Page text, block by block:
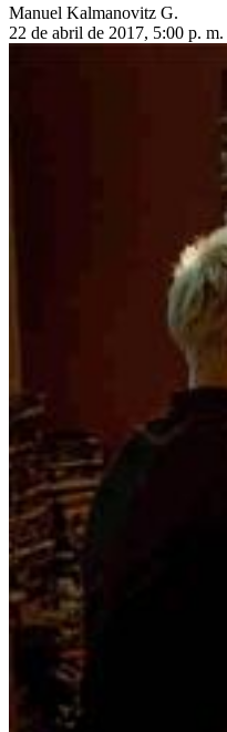
Manuel Kalmanovitz G.
22 de abril de 2017, 5:00 p. m.